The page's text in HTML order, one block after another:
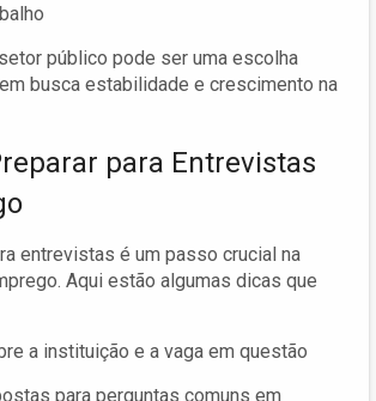
público pode ser uma escolha
busca estabilidade e crescimento na
para Entrevistas
entrevistas é um passo crucial na
Aqui estão algumas dicas que
a instituição e a vaga em questão
para perguntas comuns em